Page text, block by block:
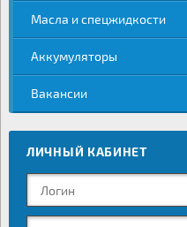
Масла и спецжидкости
Аккумуляторы
Вакансии
ЛИЧНЫЙ КАБИНЕТ